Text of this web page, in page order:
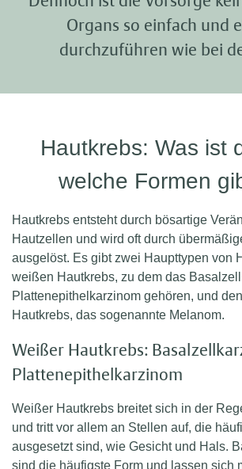
Organs so einfach und
durchzuführen wie bei
Hautkrebs: Was ist
welche Formen
Hautkrebs entsteht durch bösartige
Hautzellen und wird oft durch
ausgelöst. Es gibt zwei Haupttypen von
weißen Hautkrebs, zu dem das
Plattenepithelkarzinom gehören, und
Hautkrebs, das sogenannte Melanom.
Weißer Hautkrebs:
Plattenepithelkarzinom
Weißer Hautkrebs breitet sich in der
und tritt vor allem an Stellen auf, die
ausgesetzt sind, wie Gesicht und Hals.
sind die häufigste Form und lassen sich